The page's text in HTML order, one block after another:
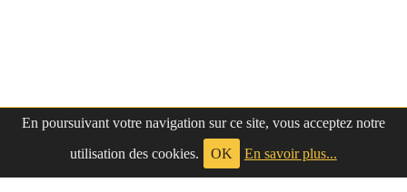
En poursuivant votre navigation sur ce site, vous acceptez notre
utilisation des cookies.
OK En savoir plus...